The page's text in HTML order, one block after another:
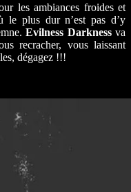
les ambiances froides et
le plus dur n’est pas d’y
Evilness Darknessva
recracher, vous laissant
dégagez !!!